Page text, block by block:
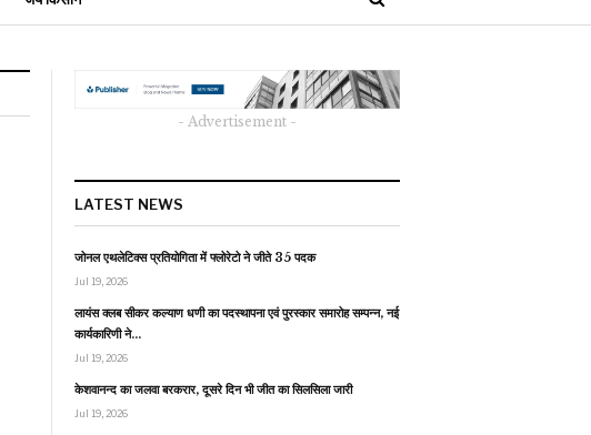
- Advertisement -
LATEST NEWS
जोनल एथलेटिक्स प्रतियोगिता में फ्लोरेटो ने जीते 35 पदक
Jul 19, 2026
लायंस क्लब सीकर कल्याण धणी का पदस्थापना एवं पुरस्कार समारोह सम्पन्न, नई
कार्यकारिणी ने…
Jul 19, 2026
केशवानन्द का जलवा बरकरार, दूसरे दिन भी जीत का सिलसिला जारी
Jul 19, 2026